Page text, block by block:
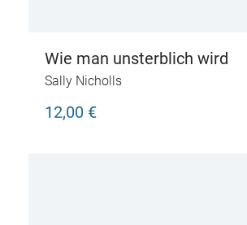
Wie man unsterblich wird
Sally Nicholls
12,00 €